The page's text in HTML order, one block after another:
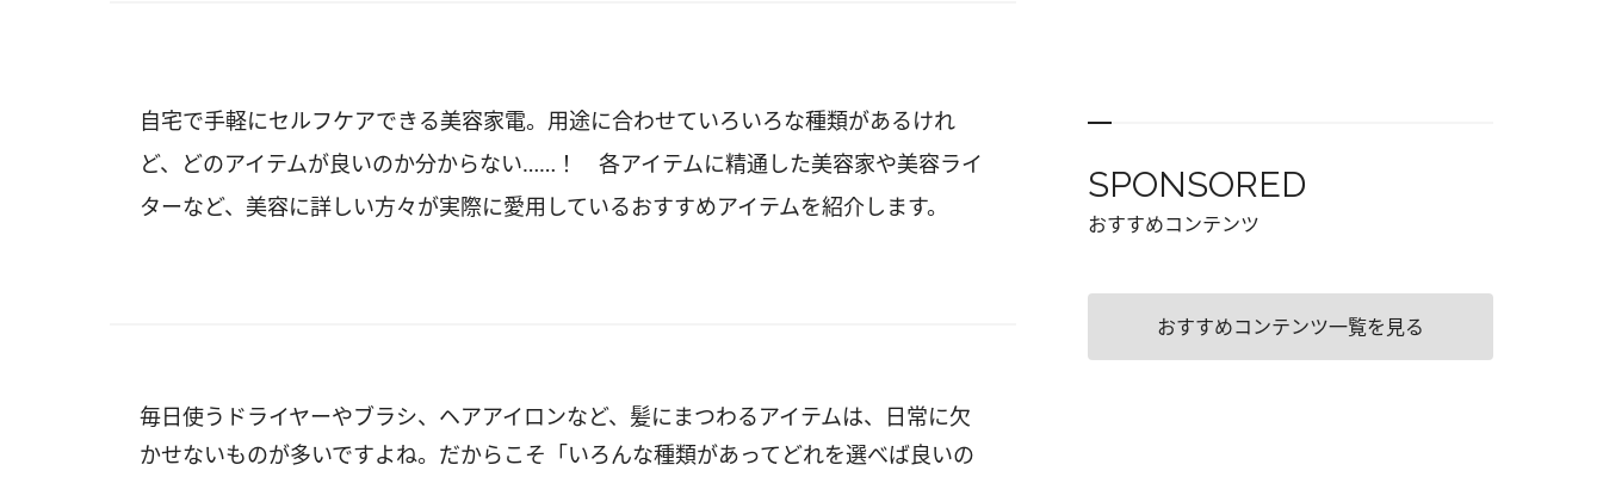
自宅で手軽にセルフケアできる美容家電。用途に合わせていろいろな種類があるけれ
ど、どのアイテムが良いのか分からない……！ 各アイテムに精通した美容家や美容ライ
ターなど、美容に詳しい方々が実際に愛用しているおすすめアイテムを紹介します。
毎日使うドライヤーやブラシ、ヘアアイロンなど、髪にまつわるアイテムは、日常に欠
かせないものが多いですよね。だからこそ「いろんな種類があってどれを選べば良いの
SPONSORED
おすすめコンテンツ
おすすめコンテンツ一覧を見る